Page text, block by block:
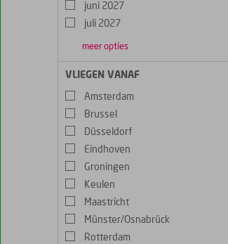
juni 2027
juli 2027
2027
2027
2027
meer opties
VLIEGEN VANAF
Amsterdam
Brussel
Düsseldorf
Eindhoven
Groningen
Keulen
Maastricht
Münster/Osnabrück
Rotterdam